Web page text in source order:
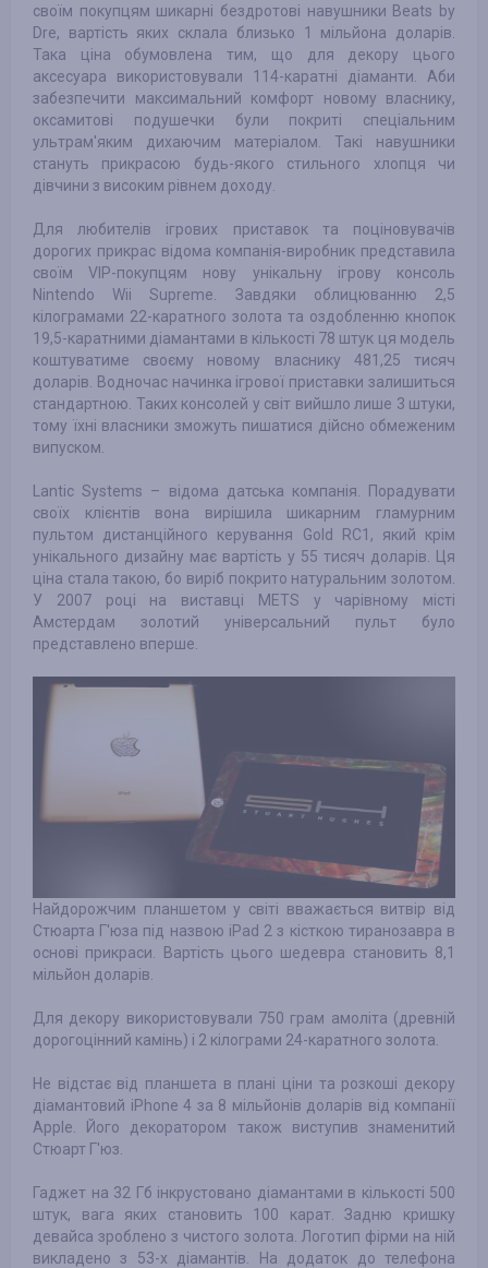
своїм покупцям шикарні бездротові навушники Beats by
Dre, вартість яких склала близько 1 мільйона доларів.
Така ціна обумовлена ​​тим, що для декору цього
аксесуара використовували 114-каратні діаманти. Аби
забезпечити максимальний комфорт новому власнику,
оксамитові подушечки були покриті спеціальним
ультрам'яким дихаючим матеріалом. Такі навушники
стануть прикрасою будь-якого стильного хлопця чи
дівчини з високим рівнем доходу.
Для любителів ігрових приставок та поціновувачів
дорогих прикрас відома компанія-виробник представила
своїм VIP-покупцям нову унікальну ігрову консоль
Nintendo Wii Supreme. Завдяки облицюванню 2,5
кілограмами 22-каратного золота та оздобленню кнопок
19,5-каратними діамантами в кількості 78 штук ця модель
коштуватиме своєму новому власнику 481,25 тисяч
доларів. Водночас начинка ігрової приставки залишиться
стандартною. Таких консолей у світ вийшло лише 3 штуки,
тому їхні власники зможуть пишатися дійсно обмеженим
випуском.
Lantic Systems – відома датська компанія. Порадувати
своїх клієнтів вона вирішила шикарним гламурним
пультом дистанційного керування Gold RC1, який крім
унікального дизайну має вартість у 55 тисяч доларів. Ця
ціна стала такою, бо виріб покрито натуральним золотом.
У 2007 році на виставці METS у чарівному місті
Амстердам золотий універсальний пульт було
представлено вперше.
Найдорожчим планшетом у світі вважається витвір від
Стюарта Г'юза під назвою iPad 2 з кісткою тиранозавра в
основі прикраси. Вартість цього шедевра становить 8,1
мільйон доларів.
Для декору використовували 750 грам амоліта (древній
дорогоцінний камінь) і 2 кілограми 24-каратного золота.
Не відстає від планшета в плані ціни та розкоші декору
діамантовий iPhone 4 за 8 мільйонів доларів від компанії
Apple. Його декоратором також виступив знаменитий
Стюарт Г'юз.
Гаджет на 32 Гб інкрустовано діамантами в кількості 500
штук, вага яких становить 100 карат. Задню кришку
девайса зроблено з чистого золота. Логотип фірми на ній
викладено з 53-х діамантів. На додаток до телефона